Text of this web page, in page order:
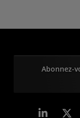
Abonnez-